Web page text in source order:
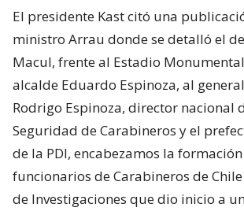
El presidente Kast citó una
ministro Arrau donde se detalló el
Macul, frente al Estadio
alcalde Eduardo Espinoza, al
Rodrigo Espinoza, director nacional
Seguridad de Carabineros y el
de la PDI, encabezamos la
funcionarios de Carabineros de
de Investigaciones que dio inicio a